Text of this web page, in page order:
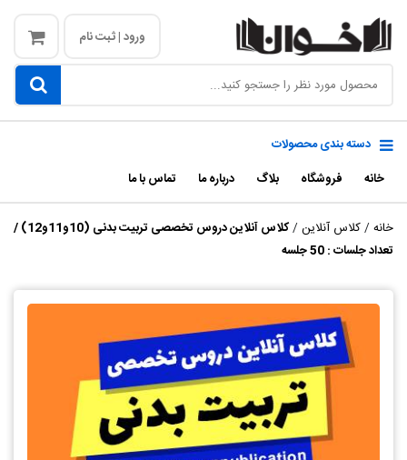
ورود | ثبت نام
دسته بندی محصولات
خانه
فروشگاه بلاگ درباره ما تماس با ما
خانه/کلاس آنلاین/
کلاس آنلاین دروس تخصصی تربیت بدنی (10و11و12) /
تعداد جلسات : 50 جلسه